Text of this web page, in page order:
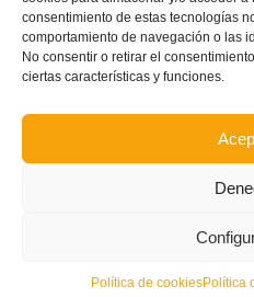
consentimiento de estas tecnologías
comportamiento de navegación o las
No consentir o retirar el
ciertas características y funciones.
Política de cookiesPolítica